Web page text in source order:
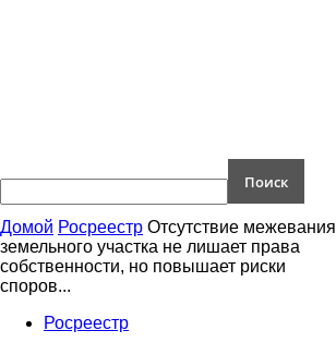
Домой Росреестр Отсутствие межевания
земельного участка не лишает права
собственности, но повышает риски
споров...
Росреестр